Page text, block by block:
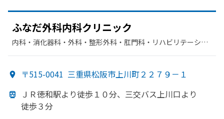
ふなだ外科内科クリニック
内科・​消化器科・​外科・​整形外科・​肛門科・​リハビリテーショ
〒515-0041 三重県松阪市上川町２２７９－１
ＪＲ徳和駅より徒歩１０分、 三交バス上川口より
徒歩３分